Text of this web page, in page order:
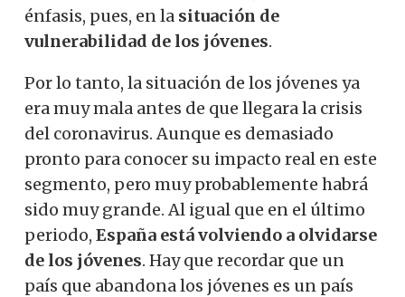
énfasis, pues, en la situación de
vulnerabilidad de los jóvenes.
Por lo tanto, la situación de los jóvenes ya
era muy mala antes de que llegara la crisis
del coronavirus. Aunque es demasiado
pronto para conocer su impacto real en este
segmento, pero muy probablemente habrá
sido muy grande. Al igual que en el último
periodo, España está volviendo a olvidarse
de los jóvenes. Hay que recordar que un
país que abandona los jóvenes es un país